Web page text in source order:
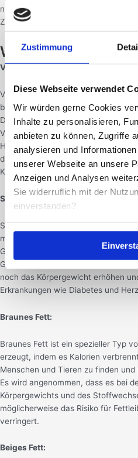
Zustimmung
Diese Webseite verwendet
Wir würden gerne Cookies
Inhalte zu personalisieren,
anbieten zu können, Zugriffe
analysieren und
unserer Webseite an unsere
Anzeigen und Analysen
Sie widerruflich mit der
einverstanden?
noch heute auf ein
Ziele zu erreichen.
Welche Arten von
Viszerales Fett:
Viszerales Fett ist das Bauchfett,
befindet, wie zum Beispiel die
Dieses Fett kann die Organfunktion
Vielzahl von
Herzerkrankungen und
dieses Fett zu verlieren als
Körpergewebe verankert ist.
Subkutanes Fett:
Subkutanes Fett befindet sich
man in der Regel sieht und fühlt,
Gegensatz zum viszeralen Fett ist
Gesundheitsrisiken verbunden.
noch das Körpergewicht erhöhen
Erkrankungen wie Diabetes und
Braunes Fett:
Braunes Fett ist ein spezieller Typ
erzeugt, indem es Kalorien
Menschen und Tieren zu finden
Es wird angenommen, dass es bei
Körpergewichts und des
möglicherweise das Risiko für
verringert.
Beiges Fett: